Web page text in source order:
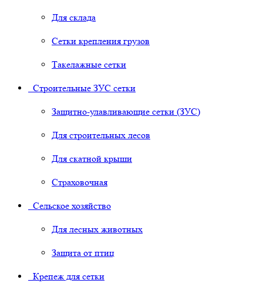
Для склада
Сетки крепления грузов
Такелажные сетки
Строительные ЗУС сетки
Защитно-улавливающие сетки (ЗУС)
Для строительных лесов
Для скатной крыши
Страховочная
Сельское хозяйство
Для лесных животных
Защита от птиц
Крепеж для сетки